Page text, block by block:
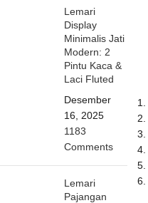
Lemari
Display
Minimalis Jati
Modern: 2
Pintu Kaca &
Laci Fluted
Desember
16, 2025
1183
Comments
Lemari
Pajangan